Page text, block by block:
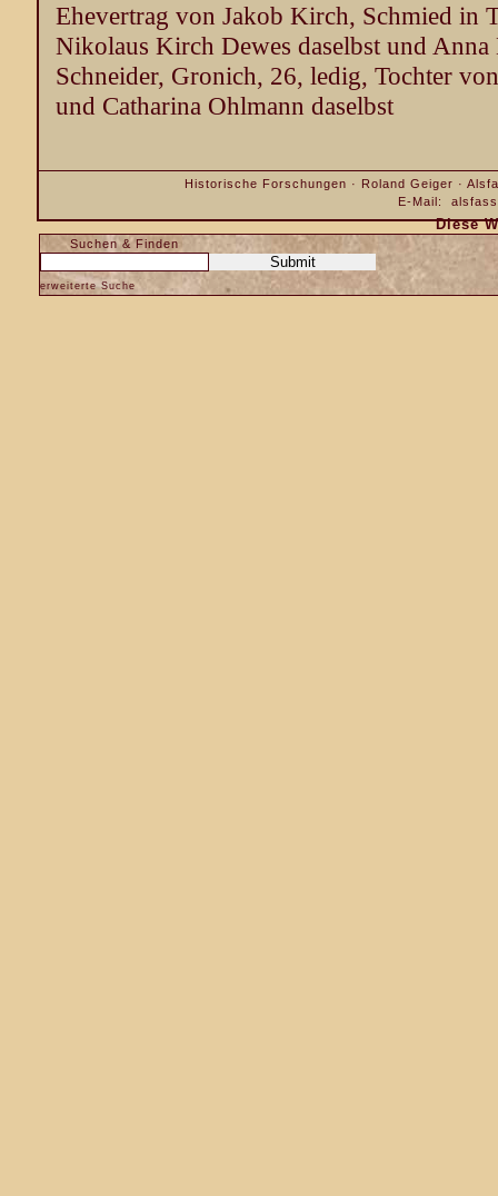
Ehevertrag von Jakob Kirch, Schmied in
Nikolaus Kirch Dewes daselbst und
Schneider, Gronich, 26, ledig, Tochter
und Catharina Ohlmann daselbst
Historische Forschungen · Roland Geiger ·
E-Mail:
Diese
Suchen & Finden
erweiterte Suche